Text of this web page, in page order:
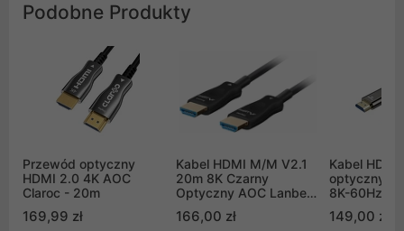
Podobne Produkty
Przewód optyczny
HDMI 2.0 4K AOC
Claroc - 20m
169,99 zł
Kabel HDMI M/M V2.1
20m 8K Czarny
Optyczny AOC Lanberg
BK)
166,00 zł
Kabel HDMI
optyczny
8K-60Hz,
149,00 zł